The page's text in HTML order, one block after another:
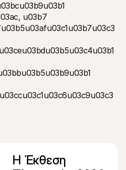
u03b7
Η Έκθεση